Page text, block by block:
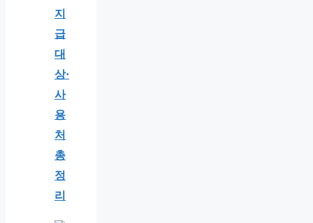
지
급
대
상·
사
용
처
총
정
리